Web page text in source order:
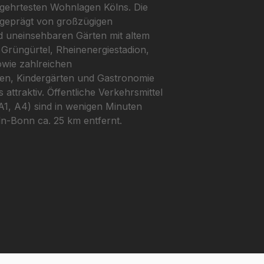
Wohnlagen Kölns. Die
von großzügigen
uneinsehbaren Gärten mit altem
Rheinenergiestadion,
zahlreichen
Kindergärten und Gastronomie
attraktiv. Öffentliche Verkehrsmittel
A4) sind in wenigen Minuten
Bonn ca. 25 km entfernt.